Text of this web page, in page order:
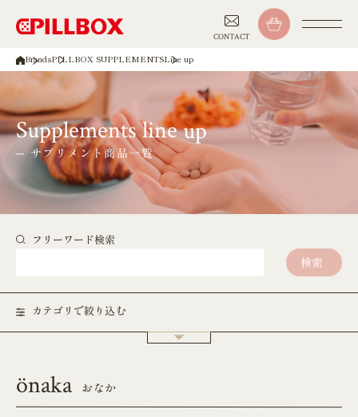
CONTACT
BrandsPILLBOX SUPPLEMENTSLine up
Supplements line up
サプリメント商品一覧
フリーワード検索
検索
カテゴリで絞り込む
önaka おなか